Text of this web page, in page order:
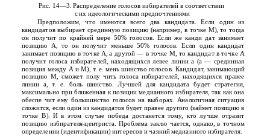
Рис. 14—3. Распределение голосов избирателей в соответствии
с их идеологическими предпочтениями
Предположим, что имеются всего два кандидата. Если один из
кандидатов выбирает срединную позицию (например, в точке М), то тогда
он получит по крайней мере 50% голосов. Если же канди­ дат занимает
позицию А, то он получит меньше 50% голосов. Если один кандидат
занимает позицию в точке А, а другой — в точке М, то кандидат в точке А
получит голоса избирателей, находящихся левее линии а (а — срединная
позиция между А и М), т. е. мень­ шинство голосов. Кандидат, занимающий
позицию М, сможет полу­ чить голоса избирателей, находящихся правее
линии а, т. е. боль­ шинство. Лучшей для кандидата будет стратегия,
максимально при­ ближенная к позиции медианного избирателя, так как она
обеспе­ чит ему большинство голосов на выборах. Аналогичная ситуация
сложится, если один из кандидатов будет правее другого (займет позицию в
точке В). И в этом случае победа достанется тому, кто лучше отразит
позицию избирателя-центриста. Проблема заклю­ чается, однако, в точном
определении (идентификации) интересов и чаяний медианного избирателя.